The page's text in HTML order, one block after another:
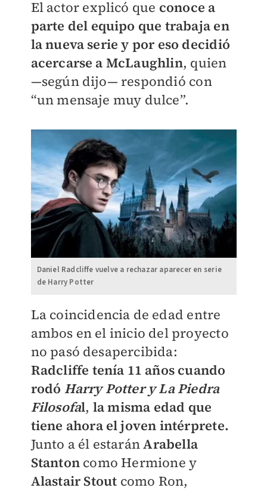
El actor explicó que conoce a
parte del equipo que trabaja en
la nueva serie y por eso decidió
acercarse a McLaughlin, quien
—según dijo— respondió con
“un mensaje muy dulce”.
Daniel Radcliffe vuelve a rechazar aparecer en serie
de Harry Potter
La coincidencia de edad entre
ambos en el inicio del proyecto
no pasó desapercibida:
Radcliffe tenía 11 años cuando
rodó Harry Potter y La Piedra
Filosofal, la misma edad que
tiene ahora el joven intérprete.
Junto a él estaránArabella
Stantoncomo Hermione y
Alastair Stout como Ron,